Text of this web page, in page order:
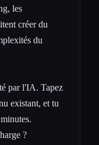
les
créer du
du
par l'IA. Tapez
existant, et tu
?